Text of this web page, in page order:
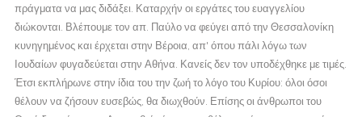
πράγματα να μας διδάξει. Καταρχήν οι εργάτες του ευαγγελίου
διώκονται. Βλέπουμε τον απ. Παύλο να φεύγει από την Θεσσαλονίκη
κυνηγημένος και έρχεται στην Βέροια, απ' όπου πάλι λόγω των
Ιουδαίων φυγαδεύεται στην Αθήνα. Κανείς δεν τον υποδέχθηκε με τιμές.
Έτσι εκπλήρωνε στην ίδια του την ζωή το λόγο του Κυρίου: όλοι όσοι
θέλουν να ζήσουν ευσεβώς, θα διωχθούν. Επίσης οι άνθρωποι του